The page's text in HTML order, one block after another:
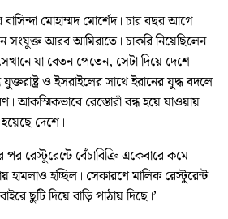
বাসিন্দা মোহাম্মদ মোর্শেদ। চার বছর আগে
সংযুক্ত আরব আমিরাতে। চাকরি নিয়েছিলেন
যা বেতন পেতেন, সেটা দিয়ে দেশে
ও ইসরাইলের সাথে ইরানের যুদ্ধ বদলে
আকস্মিকভাবে রেস্তোরাঁ বন্ধ হয়ে যাওয়ায়
দেশে।
রেস্টুরেন্টে বেঁচাবিক্রি একেবারে কমে
হামলাও হচ্ছিল। সেকারণে মালিক রেস্টুরেন্ট
ছুটি দিয়ে বাড়ি পাঠায় দিছে।’